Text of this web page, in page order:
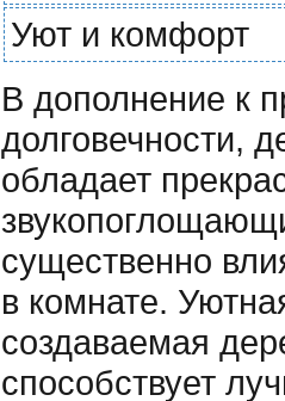
Уют и комфорт
В дополнение к
долговечности,
обладает
существенно
в комнате.
создаваемая
способствует